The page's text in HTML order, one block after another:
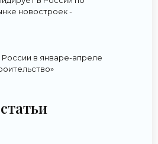
новостроек -
России в январе-апреле